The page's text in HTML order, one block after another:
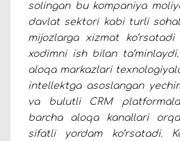
solingan bu kompaniya
davlat sektori kabi turli
mijozlarga xizmat
xodimni ish bilan ta’minlaydi.
aloqa markazlari
intellektga asoslangan
va bulutli CRM
barcha aloqa kanallari
sifatli yordam ko‘rsatadi.